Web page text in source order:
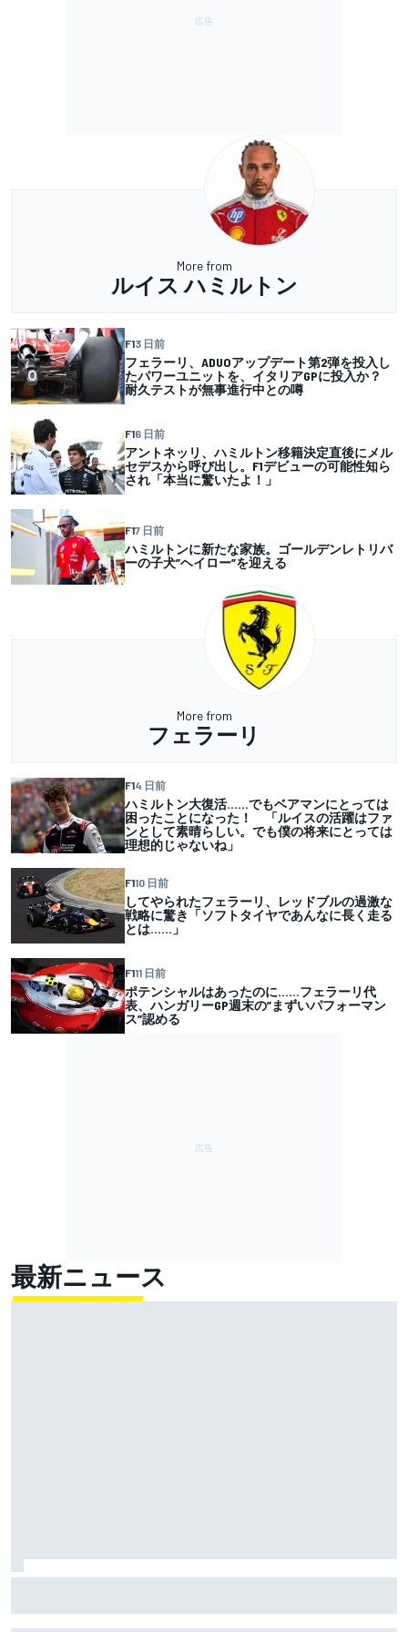
More from
ルイス ハミルトン
F13 日前
フェラーリ、ADUOアップデート第2弾を投入し
たパワーユニットを、イタリアGPに投入か？
耐久テストが無事進行中との噂
F16 日前
アントネッリ、ハミルトン移籍決定直後にメル
セデスから呼び出し。F1デビューの可能性知ら
され「本当に驚いたよ！」
F17 日前
ハミルトンに新たな家族。ゴールデンレトリバ
ーの子犬”ヘイロー”を迎える
More from
フェラーリ
F14 日前
ハミルトン大復活……でもベアマンにとっては
困ったことになった！ 「ルイスの活躍はファ
ンとして素晴らしい。でも僕の将来にとっては
理想的じゃないね」
F110 日前
してやられたフェラーリ、レッドブルの過激な
戦略に驚き「ソフトタイヤであんなに長く走る
とは……」
F111 日前
ポテンシャルはあったのに……フェラーリ代
表、ハンガリーGP週末の”まずいパフォーマン
ス”認める
最新ニュース